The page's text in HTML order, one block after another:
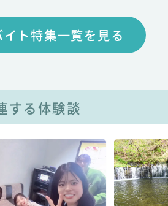
イト特集一覧を見る
する体験談